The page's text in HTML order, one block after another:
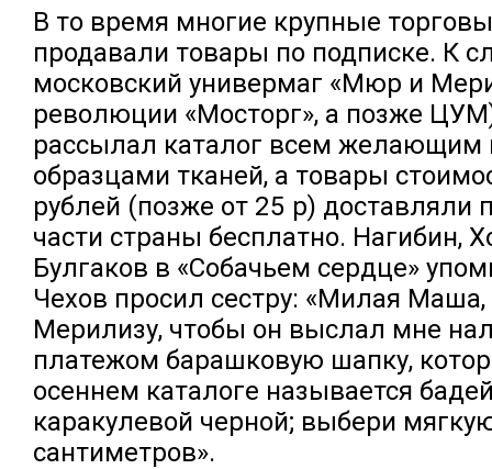
В то время многие крупные
продавали товары по подписке. К
московский универмаг «Мюр и
революции «Мосторг», а позже
рассылал каталог всем желающим
образцами тканей, а товары
рублей (позже от 25 р) доставляли
части страны бесплатно. Нагибин,
Булгаков в «Собачьем сердце»
Чехов просил сестру: «Милая
Мерилизу, чтобы он выслал мне
платежом барашковую шапку,
осеннем каталоге называется
каракулевой черной; выбери
сантиметров».